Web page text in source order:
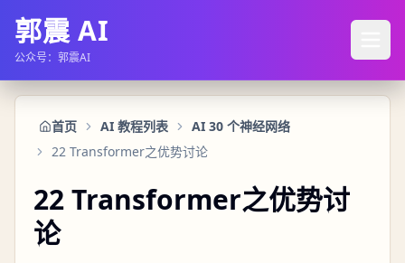
郭震 AI
公众号：郭震AI
首页 AI 教程列表
AI 30 个神经网络
22 Transformer之优势讨论
22 Transformer之优势讨
论